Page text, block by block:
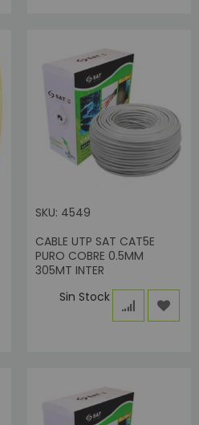
SKU: 4549
CABLE UTP SAT CAT5E
PURO COBRE 0.5MM
305MT INTER
Sin Stock